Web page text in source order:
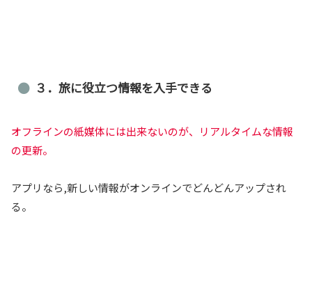
３．旅に役立つ情報を入手できる
オフラインの紙媒体には出来ないのが、リアルタイムな情報
の更新。
アプリなら,新しい情報がオンラインでどんどんアップされ
る。